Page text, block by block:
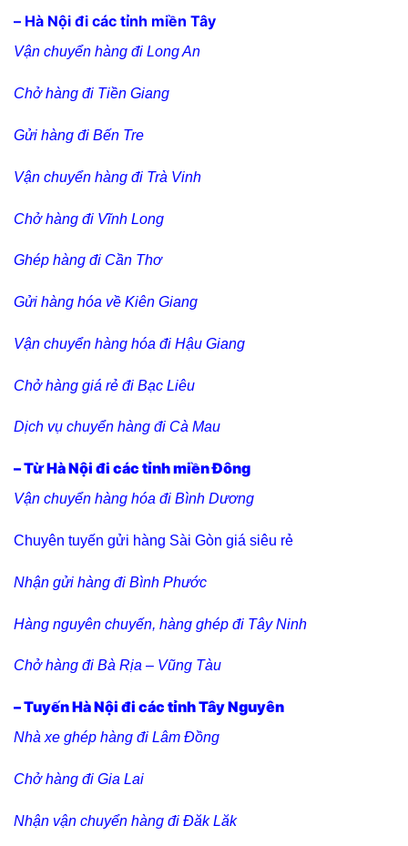
– Hà Nội đi các tỉnh miền Tây
Vận chuyển hàng đi Long An
Chở hàng đi Tiền Giang
Gửi hàng đi Bến Tre
Vận chuyển hàng đi Trà Vinh
Chở hàng đi Vĩnh Long
Ghép hàng đi Cần Thơ
Gửi hàng hóa về Kiên Giang
Vận chuyển hàng hóa đi Hậu Giang
Chở hàng giá rẻ đi Bạc Liêu
Dịch vụ chuyển hàng đi Cà Mau
– Từ Hà Nội đi các tỉnh miền Đông
Vận chuyển hàng hóa đi Bình Dương
Chuyên tuyến gửi hàng Sài Gòn giá siêu rẻ
Nhận gửi hàng đi Bình Phước
Hàng nguyên chuyến, hàng ghép đi Tây Ninh
Chở hàng đi Bà Rịa – Vũng Tàu
– Tuyến Hà Nội đi các tỉnh Tây Nguyên
Nhà xe ghép hàng đi Lâm Đồng
Chở hàng đi Gia Lai
Nhận vận chuyển hàng đi Đăk Lăk